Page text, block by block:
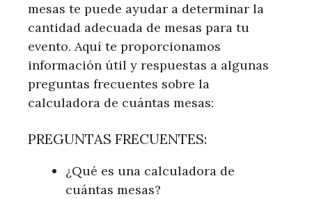
mesas te puede ayudar a determinar la
cantidad adecuada de mesas para tu
evento. Aquí te proporcionamos
información útil y respuestas a algunas
preguntas frecuentes sobre la
calculadora de cuántas mesas:
PREGUNTAS FRECUENTES:
¿Qué es una calculadora de
cuántas mesas?